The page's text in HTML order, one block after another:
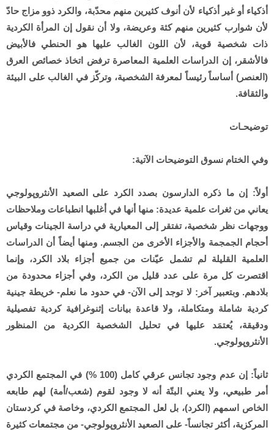
أذكياء أو غير أذكياء لأن أنوف كثيرين منهم محدّبة، والكرد ذوو مزاج حادّ
لأن شوارب كثيرين منهم كثة وعريضة، ولا أن نقول إن المرأة الكردية
ذات شخصية قوية، لأن اللون الغالب عليها هو الحنطي فالأبيض
فالأشقر، إن الدراسات العلمية المعاصرة ترفض اتخاذ خصائص العرق
(العنصر) أساساً رئيساً لمعرفة الشخصية، وتركّز في الغالب على البيئة
والثقافة.
توضيحـات
وفي الختام نسوق التوضيحات الآتية:
أولاً: إن ما ذكره الدارسون بصدد الكرد على الصعيد الأنثروپولوجي
يعاني من ثغرات علمية عديدة: منها أنها في أغلبها انطباعات وملاحظات
ووجهات نظر شخصية، تفتقر إلى المعيارية في دراسة الجينات وقياس
أحجام الجمجمة والأجزاء الأخرى من الجسم. ومنها أيضاً أن الدراسات
العلمية القليلة لم تشمل عيّنات من جميع أجزاء بلاد الكرد، وإنما
اقتصرت كل مرة على عدد قليل من الكرد، وفي أجزاء محدودة من
بلادهم. وبتعبير آخر: لا توجد إلى الآن- في حدود ما نعلم- خريطة جينية
كردية شاملة ومتكاملة، ولا قاعدة بيانات إثنوغرافية كردية تفصيلية
ودقيقة، يُعتمَد عليها في تحليل الشخصية الكردية من المنظور
الأنثروپولوجي.
ثانياً: إن عدم وجود تجانس عرقي كامل (100 %) في المجتمع الكردي
أمر طبيعي، ولا يعني البتّة أنه لا وجود لقوم (شعب/أمة) لهم طابعه
الخاص اسمهم (الكرد)، بل لعل المجتمع الكردي، وخاصة في كردستان
المركزية، أكثر تجانساً- على الصعيد الأنثروپولوجي- من مجتمعات كثيرة